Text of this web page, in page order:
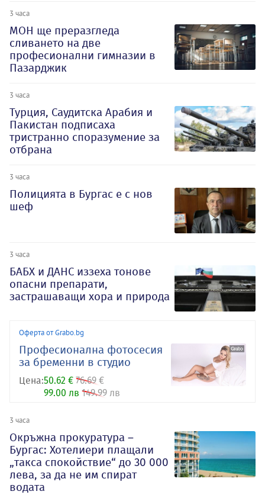
3 часа
МОН ще преразгледа
сливането на две
професионални гимназии в
Пазарджик
3 часа
Турция, Саудитска Арабия и
Пакистан подписаха
тристранно споразумение за
отбрана
3 часа
Полицията в Бургас е с нов
шеф
3 часа
БАБХ и ДАНС иззеха тонове
опасни препарати,
застрашаващи хора и природа
Оферта от Grabo.bg
Професионална фотосесия
за бременни в студио
Цена:50.62 € 76.69 €
99.00 лв 149.99 лв
3 часа
Окръжна прокуратура –
Бургас: Хотелиери плащали
„такса спокойствие“ до 30 000
лева, за да не им спират
водата